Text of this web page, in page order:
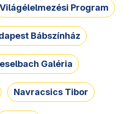
Világélelmezési Program
Bábszínház
Galéria
Navracsics Tibor